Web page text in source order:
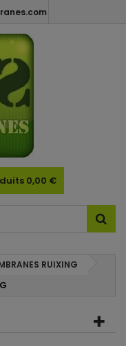
0,00 €
RUIXING